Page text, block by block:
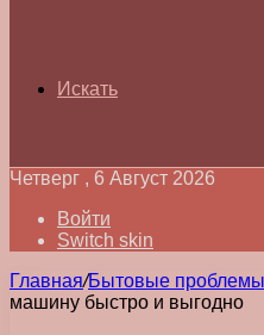
Искать
Четверг , 6 Август 2026
Войти
Switch skin
Главная/Бытовые проблемы
машину быстро и выгодно